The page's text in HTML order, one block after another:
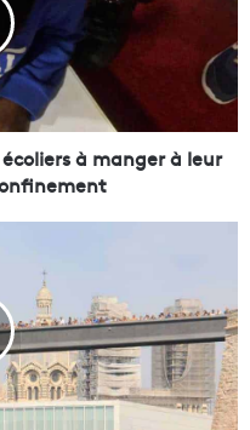
à manger à leur